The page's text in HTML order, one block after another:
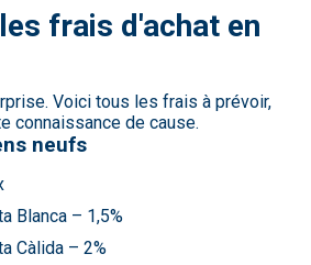
frais d'achat en
Voici tous les frais à prévoir,
connaissance de cause.
neufs
Blanca – 1,5%
Càlida – 2%